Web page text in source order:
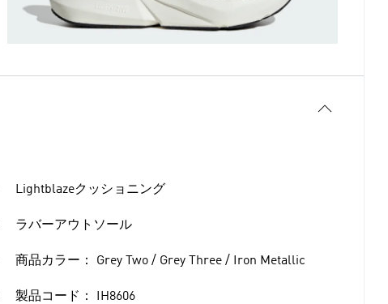
Lightblazeクッショニング
ラバーアウトソール
商品カラー： Grey Two / Grey Three / Iron Metallic
製品コード： IH8606